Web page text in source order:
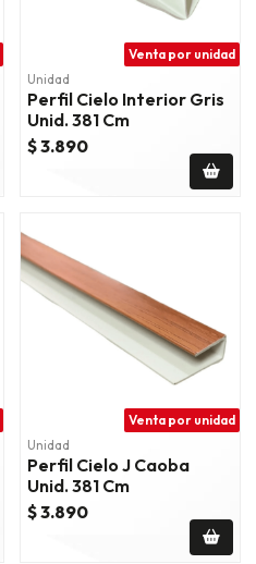
Venta por unidad
Unidad
Perfil Cielo Interior Gris
Unid. 381 Cm
$ 3.890
Venta por unidad
Unidad
Perfil Cielo J Caoba
Unid. 381 Cm
$ 3.890